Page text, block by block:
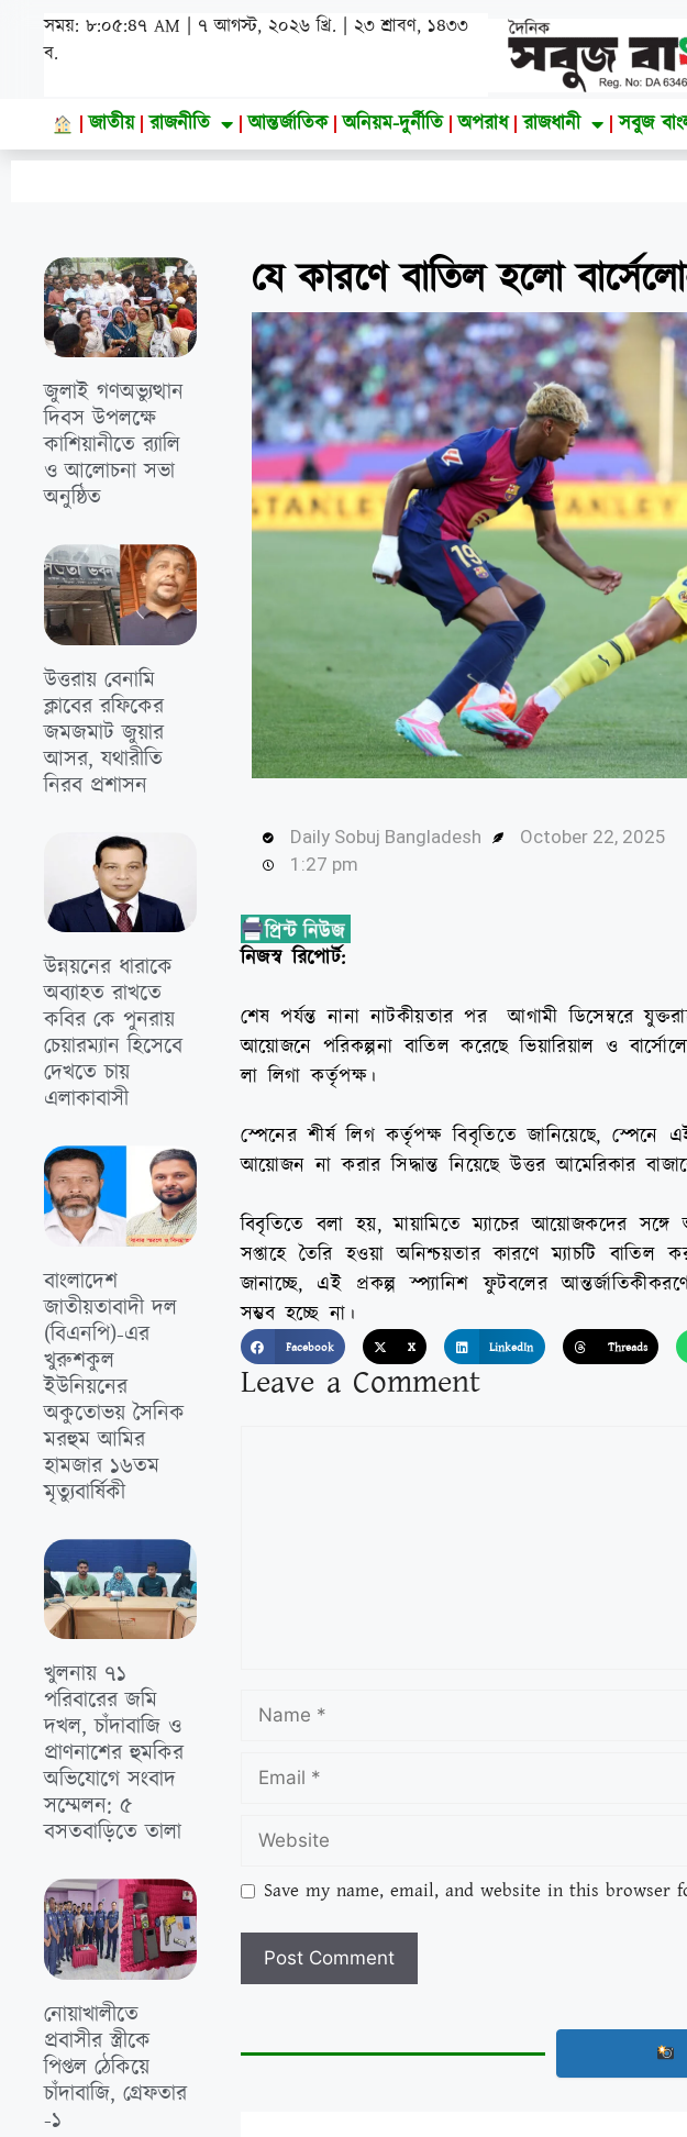
সময়: ৮:০৫:৪৮ AM | ৭ আগস্ট, ২০২৬ খ্রি. | ২৩ শ্রাবণ, ১৪৩৩
ব.
জাতীয় রাজনীতি আন্তর্জাতিক অনিয়ম-দুর্নীতি অপরাধ রাজধানী সবুজ
জুলাই গণঅভ্যুত্থান
দিবস উপলক্ষে
কাশিয়ানীতে র‍্যালি
ও আলোচনা সভা
অনুষ্ঠিত
উত্তরায় বেনামি
ক্লাবের রফিকের
জমজমাট জুয়ার
আসর, যথারীতি
নিরব প্রশাসন
উন্নয়নের ধারাকে
অব্যাহত রাখতে
কবির কে পুনরায়
চেয়ারম্যান হিসেবে
দেখতে চায়
এলাকাবাসী
বাংলাদেশ
জাতীয়তাবাদী দল
(বিএনপি)-এর
খুরুশকুল
ইউনিয়নের
অকুতোভয় সৈনিক
মরহুম আমির
হামজার ১৬তম
মৃত্যুবার্ষিকী
খুলনায় ৭১
পরিবারের জমি
দখল, চাঁদাবাজি ও
প্রাণনাশের হুমকির
অভিযোগে সংবাদ
সম্মেলন: ৫
বসতবাড়িতে তালা
নোয়াখালীতে
প্রবাসীর স্ত্রীকে
পিপ্তল ঠেকিয়ে
চাঁদাবাজি, গ্রেফতার
-১
যে কারণে বাতিল হলো
Daily Sobuj Bangladesh
October 22, 2025
1:27 pm
নিজস্ব রিপোর্ট:
শেষ পর্যন্ত নানা নাটকীয়তার পর আগামী ডিসেম্বরে
আয়োজনে পরিকল্পনা বাতিল করেছে ভিয়ারিয়াল ও
লা লিগা কর্তৃপক্ষ।
স্পেনের শীর্ষ লিগ কর্তৃপক্ষ বিবৃতিতে জানিয়েছে, স্পেনে
আয়োজন না করার সিদ্ধান্ত নিয়েছে উত্তর আমেরিকার
বিবৃতিতে বলা হয়, মায়ামিতে ম্যাচের আয়োজকদের
সপ্তাহে তৈরি হওয়া অনিশ্চয়তার কারণে ম্যাচটি বাতিল
জানাচ্ছে, এই প্রকল্প স্প্যানিশ ফুটবলের
সম্ভব হচ্ছে না।
Facebook X LinkedIn Threads
Leave a Comment
Save my name, email, and website in this